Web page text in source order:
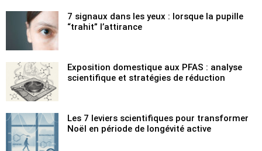
7 signaux dans les yeux : lorsque la pupille
“trahit” l’attirance
Exposition domestique aux PFAS : analyse
scientifique et stratégies de réduction
Les 7 leviers scientifiques pour transformer
Noël en période de longévité active